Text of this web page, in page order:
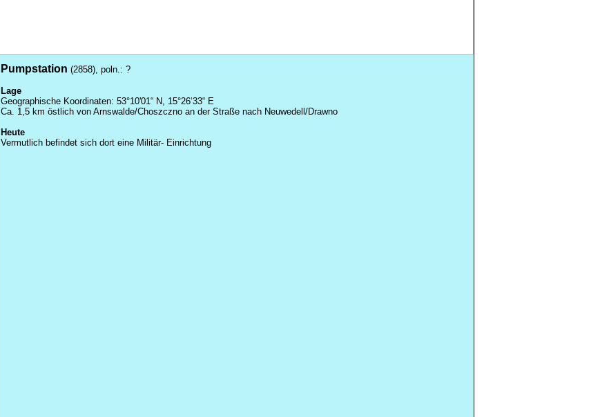
Pumpstation (2858), poln.: ?
Lage
Geographische Koordinaten: 53°10'01“ N, 15°26‘33“ E
Ca. 1,5 km östlich von Arnswalde/Choszczno an der Straße nach Neuwedell/Drawno
Heute
Vermutlich befindet sich dort eine Militär- Einrichtung